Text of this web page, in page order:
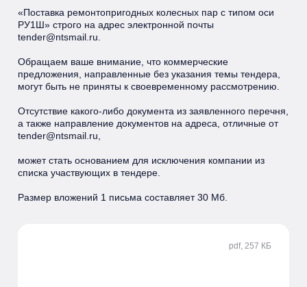
«Поставка ремонтопригодных колесных пар с типом оси
РУ1Ш» строго на адрес электронной почты
tender@ntsmail.ru
Обращаем ваше внимание, что коммерческие
предложения, направленные без указания темы тендера,
могут быть не приняты к своевременному рассмотрению.
Отсутствие какого-либо документа из заявленного перечня,
а также направление документов на адреса, отличные от
tender@ntsmail.ru
может стать основанием для исключения компании из
списка участвующих в тендере.
Размер вложений 1 письма составляет 30 Мб.
pdf, 257 КБ